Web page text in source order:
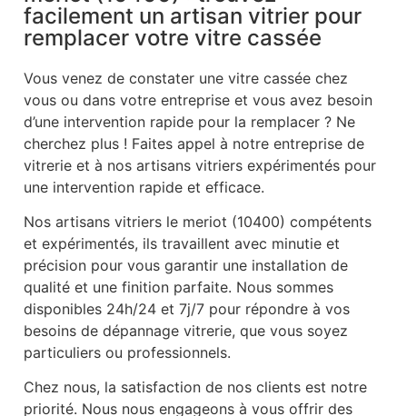
facilement un artisan vitrier pour
remplacer votre vitre cassée
Vous venez de constater une vitre cassée chez
vous ou dans votre entreprise et vous avez besoin
d’une intervention rapide pour la remplacer ? Ne
cherchez plus ! Faites appel à notre entreprise de
vitrerie et à nos artisans vitriers expérimentés pour
une intervention rapide et efficace.
Nos artisans vitriers le meriot (10400) compétents
et expérimentés, ils travaillent avec minutie et
précision pour vous garantir une installation de
qualité et une finition parfaite. Nous sommes
disponibles 24h/24 et 7j/7 pour répondre à vos
besoins de dépannage vitrerie, que vous soyez
particuliers ou professionnels.
Chez nous, la satisfaction de nos clients est notre
priorité. Nous nous engageons à vous offrir des